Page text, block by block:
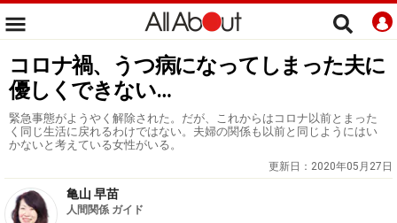
コロナ禍、うつ病になってしまった夫に
優しくできない…
緊急事態がようやく解除された。だが、これからはコロナ以前とまった
く同じ生活に戻れるわけではない。夫婦の関係も以前と同じようにはい
かないと考えている女性がいる。
更新日： 2020年05月27日
亀山 早苗
人間関係 ガイド